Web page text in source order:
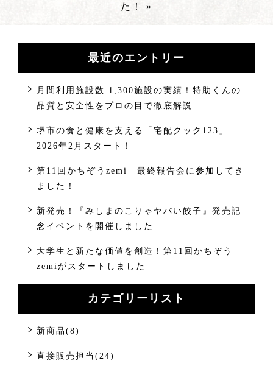
た！ »
最近のエントリー
月間利用施設数 1,300施設の実績！特助くんの
品質と安全性をプロの目で徹底解説
堺市の食と健康を支える「宅配クック123」
2026年2月スタート！
第11回かちぞうzemi 最終報告会に参加してき
ました！
新発売！『みしまのこりゃヤバい餃子』発売記
念イベントを開催しました
大学生と新たな価値を創造！第11回かちぞう
zemiがスタートしました
カテゴリーリスト
新商品(8)
直接販売担当(24)